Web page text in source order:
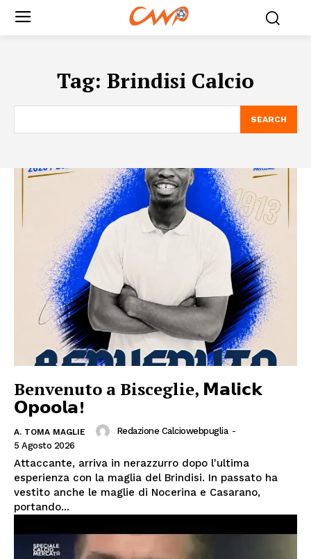
Tag: Brindisi Calcio
SEARCH
Benvenuto a Bisceglie, 𝗠𝗮𝗹𝗶𝗰𝗸
𝗢𝗽𝗼𝗼𝗹𝗮!
A. TOMA MAGLIE Redazione Calciowebpuglia -
5 Agosto 2026
Attaccante, arriva in nerazzurro dopo l'ultima
esperienza con la maglia del Brindisi. In passato ha
vestito anche le maglie di Nocerina e Casarano,
portando...